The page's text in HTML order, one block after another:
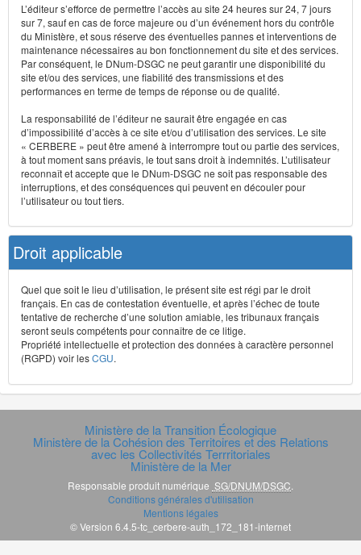
L’éditeur s’efforce de permettre l’accès au site 24 heures sur 24, 7 jours
sur 7, sauf en cas de force majeure ou d’un événement hors du contrôle
du Ministère, et sous réserve des éventuelles pannes et interventions de
maintenance nécessaires au bon fonctionnement du site et des services.
Par conséquent, le DNum-DSGC ne peut garantir une disponibilité du
site et/ou des services, une fiabilité des transmissions et des
performances en terme de temps de réponse ou de qualité.
La responsabilité de l’éditeur ne saurait être engagée en cas
d’impossibilité d’accès à ce site et/ou d’utilisation des services. Le site
« CERBERE » peut être amené à interrompre tout ou partie des services,
à tout moment sans préavis, le tout sans droit à indemnités. L’utilisateur
reconnaît et accepte que le DNum-DSGC ne soit pas responsable des
interruptions, et des conséquences qui peuvent en découler pour
l’utilisateur ou tout tiers.
Droit applicable
Quel que soit le lieu d’utilisation, le présent site est régi par le droit
français. En cas de contestation éventuelle, et après l’échec de toute
tentative de recherche d’une solution amiable, les tribunaux français
seront seuls compétents pour connaître de ce litige.
Propriété intellectuelle et protection des données à caractère personnel
(RGPD) voir lesCGU.
Ministère de la Transition Écologique
Ministère de la Cohésion des Territoires et des Relations
avec les Collectivités Terrritoriales
Ministère de la Mer
Responsable produit numérique SG/DNUM/DSGC
Conditions générales d'utilisation
Mentions légales
© Version 6.4.5-tc_cerbere-auth_172_181-internet